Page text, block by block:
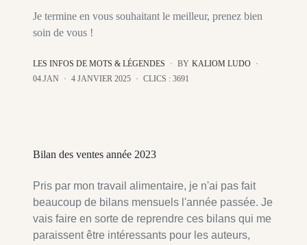
Je termine en vous souhaitant le meilleur, prenez bien
soin de vous !
LES INFOS DE MOTS & LÉGENDES BY KALIOM LUDO
04.JAN
4 JANVIER 2025 CLICS : 3691
Bilan des ventes année 2023
Pris par mon travail alimentaire, je n'ai pas fait
beaucoup de bilans mensuels l'année passée. Je
vais faire en sorte de reprendre ces bilans qui me
paraissent être intéressants pour les auteurs,